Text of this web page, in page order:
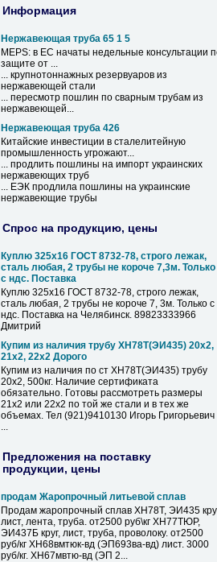
Информация
Нержавеющая труба 65 1 5
MEPS: в ЕС начаты недельные консультации
защите от ...
... крупнотоннажных резервуаров из
нержавеющей стали
... пересмотр пошлин по сварным трубам из
нержавеющей...
Нержавеющая труба 426
Китайские инвестиции в сталелитейную
промышленность угрожают...
... продлить пошлины на импорт украинских
нержавеющих труб
... ЕЭК продлила пошлины на украинские
нержавеющие трубы
Спрос на продукцию, цены
Куплю 325х16 ГОСТ 8732-78, строго лежак,
сталь любая, 2 трубы не короче 7,3м. Только
с ндс. Поставка
Куплю 325х16 ГОСТ 8732-78, строго лежак,
сталь любая, 2 трубы не короче 7, 3м. Только с
ндс. Поставка на Челябинск. 89823333966
Дмитрий
Купим из наличия трубу ХН78Т(ЭИ435) 20х2,
21х2, 22х2 Дорого
Купим из наличия по ст ХН78Т(ЭИ435) трубу
20х2, 500кг. Наличие сертификата
обязательно. Готовы рассмотреть размеры
21х2 или 22х2 по той же стали и в тех же
объемах. Тел (921)9410130 Игорь Григорьевич
...
Предложения на поставку
продукции, цены
продам Жаропрочный литьевой сплав
Продам жаропрочный сплав ХН78Т, ЭИ435
лист, лента, труба. от2500 руб\кг ХН77ТЮР,
ЭИ437Б круг, лист, труба, проволоку. от2500
руб/кг ХН68вмтюк-вд (ЭП693ва-вд) лист. 3000
руб/кг. ХН67мвтю-вд (ЭП 2...